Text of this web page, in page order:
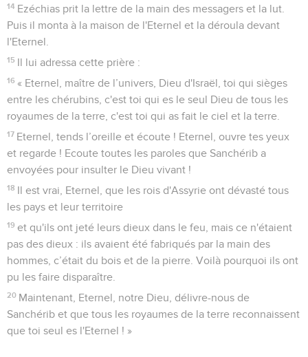
14 Ezéchias prit la lettre de la main des messagers et la lut.
Puis il monta à la maison de l'Eternel et la déroula devant
l'Eternel.
15 Il lui adressa cette prière :
16 « Eternel, maître de l’univers, Dieu d'Israël, toi qui sièges
entre les chérubins, c'est toi qui es le seul Dieu de tous les
royaumes de la terre, c'est toi qui as fait le ciel et la terre.
17 Eternel, tends l’oreille et écoute ! Eternel, ouvre tes yeux
et regarde ! Ecoute toutes les paroles que Sanchérib a
envoyées pour insulter le Dieu vivant !
18 Il est vrai, Eternel, que les rois d'Assyrie ont dévasté tous
les pays et leur territoire
19 et qu'ils ont jeté leurs dieux dans le feu, mais ce n'étaient
pas des dieux : ils avaient été fabriqués par la main des
hommes, c’était du bois et de la pierre. Voilà pourquoi ils ont
pu les faire disparaître.
20 Maintenant, Eternel, notre Dieu, délivre-nous de
Sanchérib et que tous les royaumes de la terre reconnaissent
que toi seul es l'Eternel ! »